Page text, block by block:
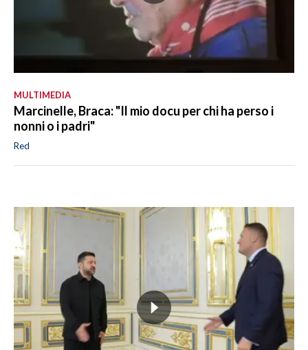
MULTIMEDIA
Marcinelle, Braca: "Il mio docu per chi ha perso i
nonni o i padri"
Red